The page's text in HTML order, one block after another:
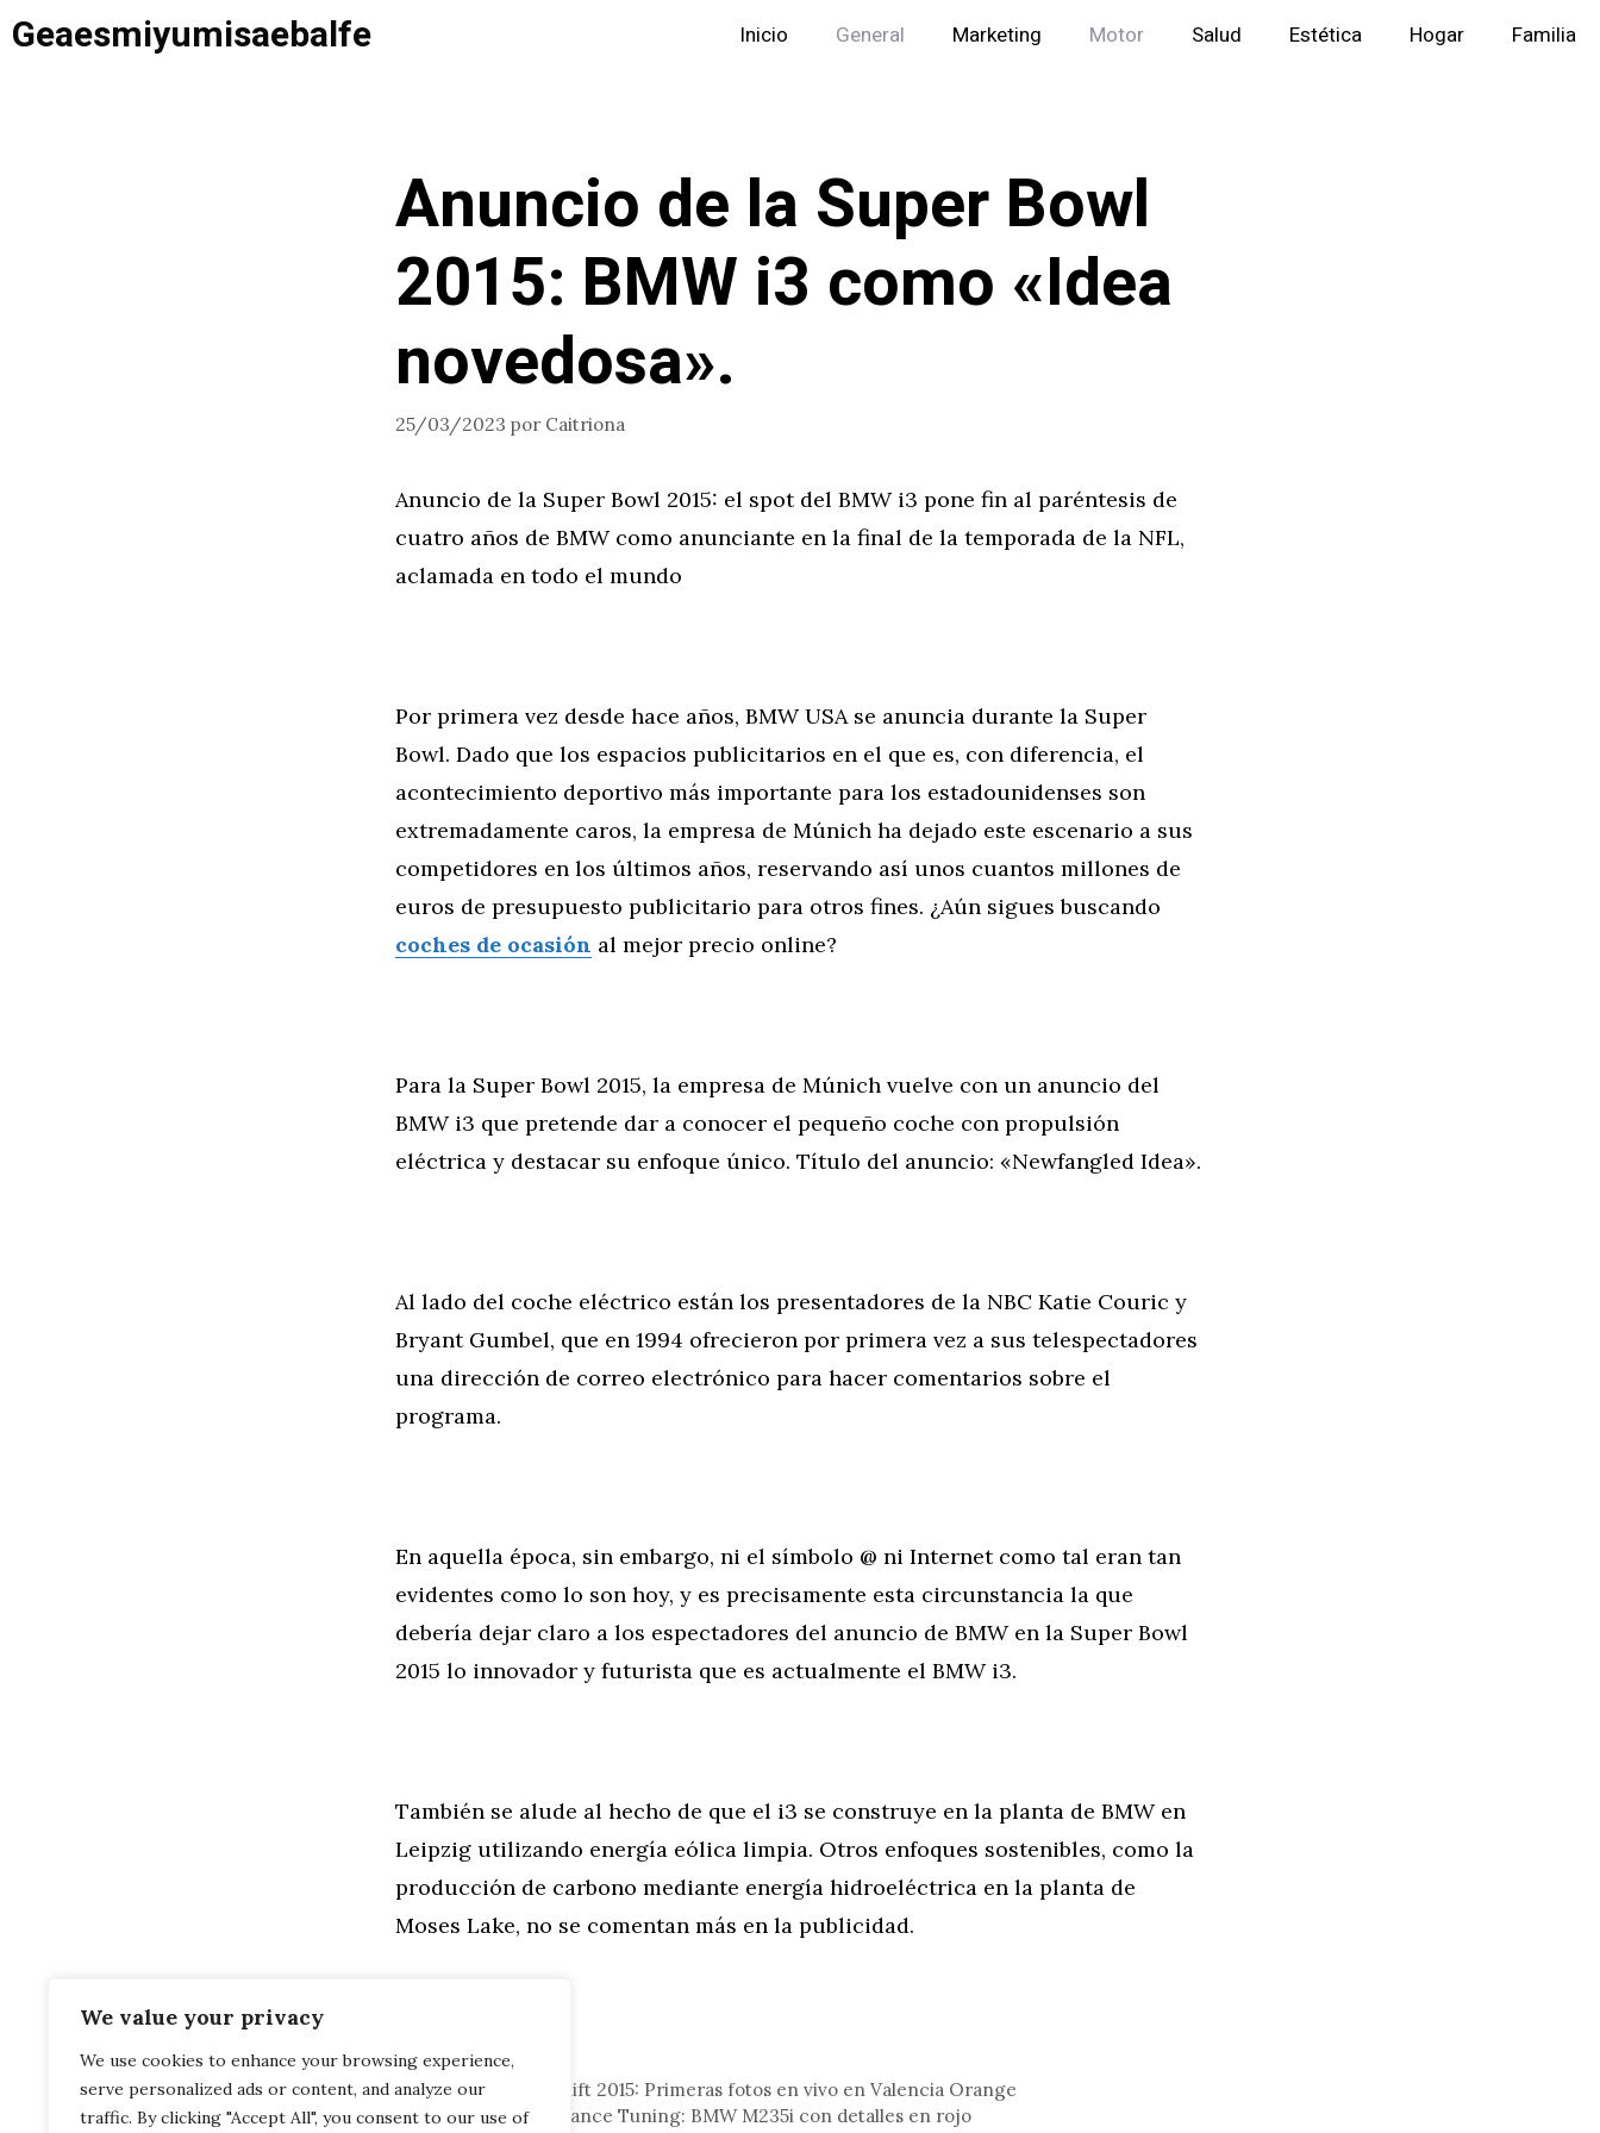
We value your privacy
We use cookies to enhance your browsing experience,
serve personalized ads or content, and analyze our
traffic. By clicking "Accept All", you consent to our use of
Saltar
Geaesmiyumisaebalfe Inicio General Marketing Motor Salud Estética Hogar Familia
Anuncio de la Super Bowl
2015: BMW i3 como «Idea
novedosa».
25/03/2023 por Caitriona
Anuncio de la Super Bowl 2015: el spot del BMW i3 pone fin al paréntesis de
cuatro años de BMW como anunciante en la final de la temporada de la NFL,
aclamada en todo el mundo
Por primera vez desde hace años, BMW USA se anuncia durante la Super
Bowl. Dado que los espacios publicitarios en el que es, con diferencia, el
acontecimiento deportivo más importante para los estadounidenses son
extremadamente caros, la empresa de Múnich ha dejado este escenario a sus
competidores en los últimos años, reservando así unos cuantos millones de
euros de presupuesto publicitario para otros fines. ¿Aún sigues buscando
coches de ocasión al mejor precio online?
Para la Super Bowl 2015, la empresa de Múnich vuelve con un anuncio del
BMW i3 que pretende dar a conocer el pequeño coche con propulsión
eléctrica y destacar su enfoque único. Título del anuncio: «Newfangled Idea».
Al lado del coche eléctrico están los presentadores de la NBC Katie Couric y
Bryant Gumbel, que en 1994 ofrecieron por primera vez a sus telespectadores
una dirección de correo electrónico para hacer comentarios sobre el
programa.
En aquella época, sin embargo, ni el símbolo @ ni Internet como tal eran tan
evidentes como lo son hoy, y es precisamente esta circunstancia la que
debería dejar claro a los espectadores del anuncio de BMW en la Super Bowl
2015 lo innovador y futurista que es actualmente el BMW i3.
También se alude al hecho de que el i3 se construye en la planta de BMW en
Leipzig utilizando energía eólica limpia. Otros enfoques sostenibles, como la
producción de carbono mediante energía hidroeléctrica en la planta de
Moses Lake, no se comentan más en la publicidad.
Categorías
General,Motor
BMW M135i Facelift 2015: Primeras fotos en vivo en Valencia Orange
BMW M Performance Tuning: BMW M235i con detalles en rojo